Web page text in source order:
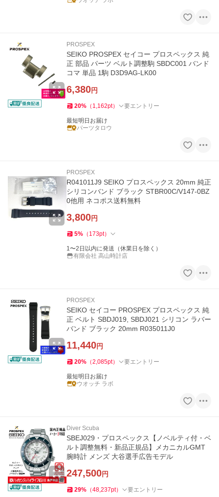
PROSPEX
SEIKO PROSPEX セイコー プロスペックス 純
正 部品 パーツ ベルト調整駒 SBDC001 バンド
コマ 単品 1駒 D3D9AG-LK00
6,380円
20% （ 1,162pt） 要エントリー
最短明日お届け
パーツタロウ
PROSPEX
R041011J9 SEIKO プロスペックス 20mm 純正
シリコンバンド ブラック STBR00C/V147-0BZ
0他用 ネコポス送料無料
3,800円
5% （ 173pt）
1〜2日以内に発送（休業日を除く）
有限会社 高山時計店
PROSPEX
SEIKO セイコー PROSPEX プロスペックス 純
正 ベルト SBDJ019, SBDJ021 シリコン ラバー
バンド ブラック 20mm R035011J0
11,440円
20% （2,085pt） 要エントリー
最短明日お届け
ウオッチ ラボ
Diver Scuba
SBEJ029・プロスペックス【ノベルティ付・ベ
ルト調整無料・新品正規品】メカニカルGMT
腕時計 メンズ 大谷選手広告モデル
247,500円
29% （48,237pt） 要エントリー